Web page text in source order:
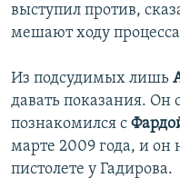
выступил против,
мешают ходу
Из подсудимых лишь
давать показания. Он
познакомился с
марте 2009 года, и он
пистолете у Гадирова.